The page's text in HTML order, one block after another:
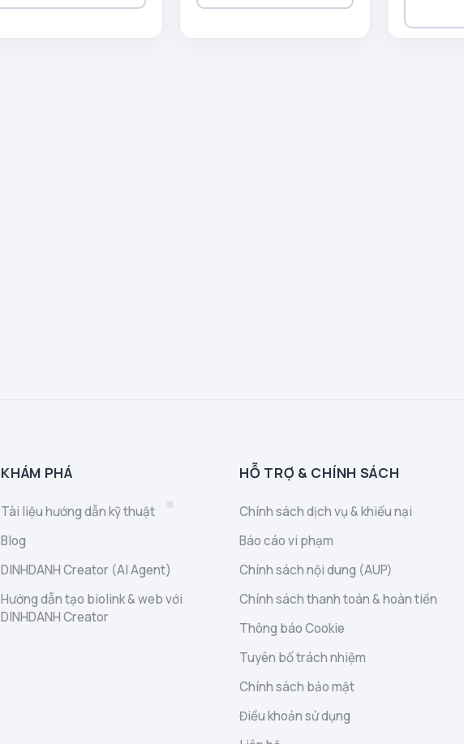
KHÁM PHÁ
Tài liệu hướng dẫn kỹ thuật
Blog
DINHDANH Creator (AI Agent)
Hướng dẫn tạo biolink & web với
DINHDANH Creator
HỖ TRỢ & CHÍNH SÁCH
Chính sách dịch vụ & khiếu nại
Báo cáo vi phạm
Chính sách nội dung (AUP)
Chính sách thanh toán & hoàn tiền
Thông báo Cookie
Tuyên bố trách nhiệm
Chính sách bảo mật
Điều khoản sử dụng